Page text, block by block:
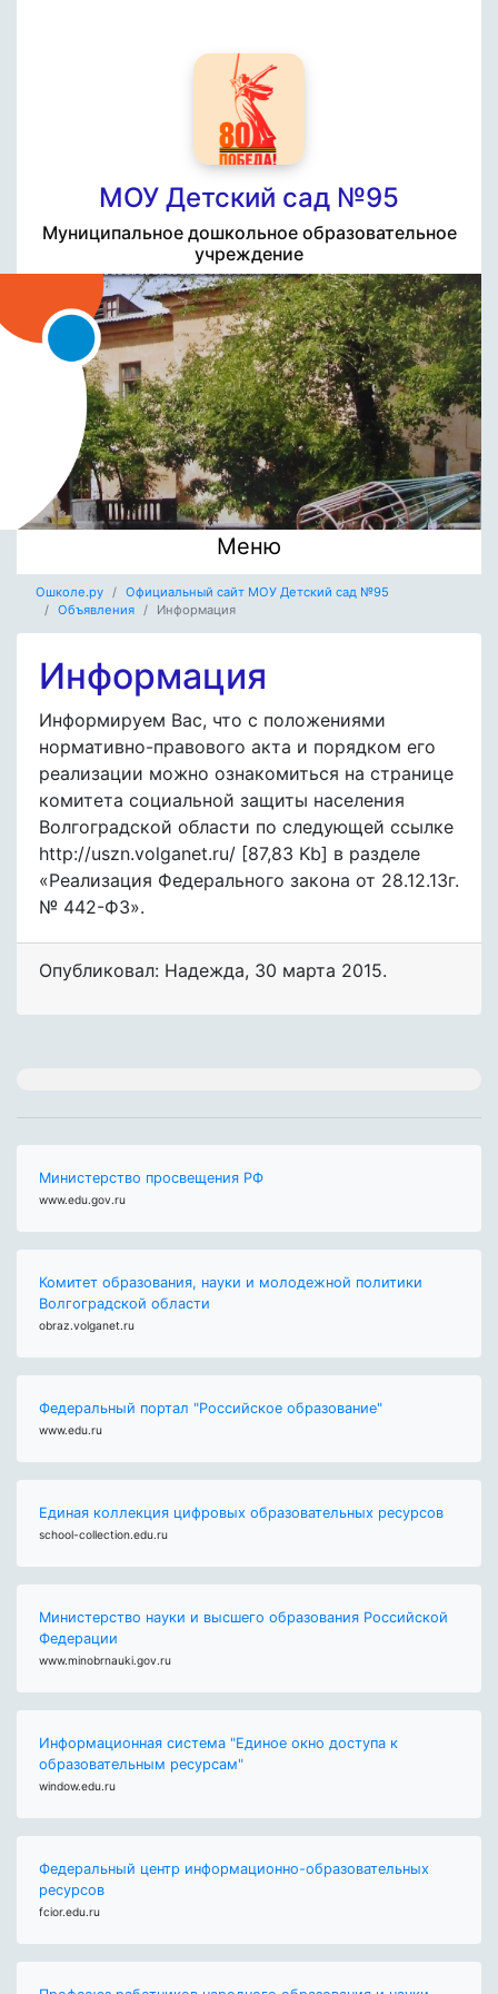
МОУ Детский сад №95
Муниципальное дошкольное образовательное
учреждение
Меню
Ошколе.ру
Официальный сайт МОУ Детский сад №95
Объявления
Информация
Информация
Информируем Вас, что с положениями
нормативно-правового акта и порядком его
реализации можно ознакомиться на странице
комитета социальной защиты населения
Волгоградской области по следующей ссылке
http://uszn.volganet.ru/ [87,83 Kb] в разделе
«Реализация Федерального закона от 28.12.13г.
№ 442-ФЗ».
Опубликовал: Надежда, 30 марта 2015.
Министерство просвещения РФ
www.edu.gov.ru
Комитет образования, науки и молодежной политики
Волгоградской области
obraz.volganet.ru
Федеральный портал "Российское образование"
www.edu.ru
Единая коллекция цифровых образовательных ресурсов
school-collection.edu.ru
Министерство науки и высшего образования Российской
Федерации
www.minobrnauki.gov.ru
Информационная система "Единое окно доступа к
образовательным ресурсам"
window.edu.ru
Федеральный центр информационно-образовательных
ресурсов
fcior.edu.ru